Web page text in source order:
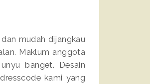
mudah dijangkau
Maklum anggota
banget. Desain
kami yang